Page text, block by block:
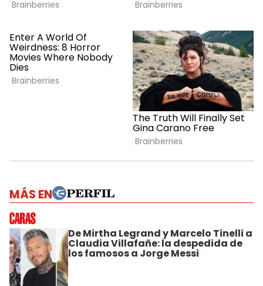
MÁS EN
De Mirtha Legrand y Marcelo Tinelli a
Claudia Villafañe: la despedida de
los famosos a Jorge Messi